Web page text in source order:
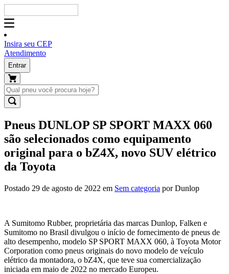
Insira seu CEP
Atendimento
Entrar
Pneus DUNLOP SP SPORT MAXX 060
são selecionados como equipamento
original para o bZ4X, novo SUV elétrico
da Toyota
Postado 29 de agosto de 2022 em Sem categoria por Dunlop
A Sumitomo Rubber, proprietária das marcas Dunlop, Falken e
Sumitomo no Brasil divulgou o início de fornecimento de pneus de
alto desempenho, modelo SP SPORT MAXX 060, à Toyota Motor
Corporation como pneus originais do novo modelo de veículo
elétrico da montadora, o bZ4X, que teve sua comercialização
iniciada em maio de 2022 no mercado Europeu.